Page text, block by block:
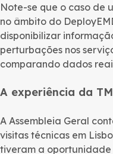
Note-se que o caso de
no âmbito do
disponibilizar
perturbações nos
comparando dados
A experiência da
A Assembleia Geral
visitas técnicas em
tiveram a